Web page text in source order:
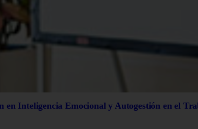
en Inteligencia Emocional y Autogestión en el